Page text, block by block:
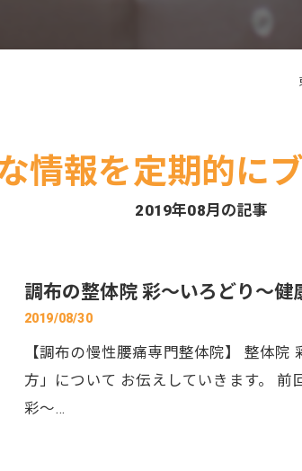
情報を定期的に
2019年08月の記事
調布の整体院 彩～いろどり～健
2019/08/30
【調布の慢性腰痛専門整体院】 整体
方」について お伝えしていきます。
彩～…